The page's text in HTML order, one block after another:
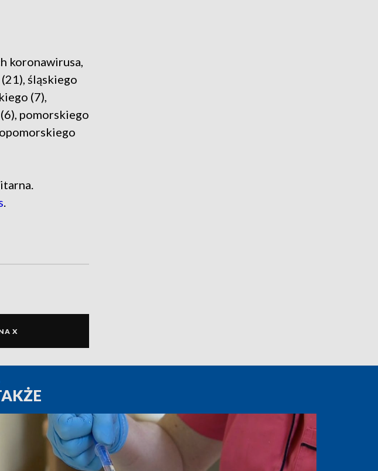
koronawirusa,
śląskiego
(7),
pomorskiego
.
X